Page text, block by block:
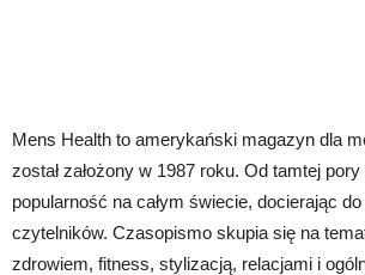
Mens Health to amerykański magazyn dla
został założony w 1987 roku. Od tamtej
popularność na całym świecie, docierając
czytelników. Czasopismo skupia się na
zdrowiem, fitness, stylizacją, relacjami i